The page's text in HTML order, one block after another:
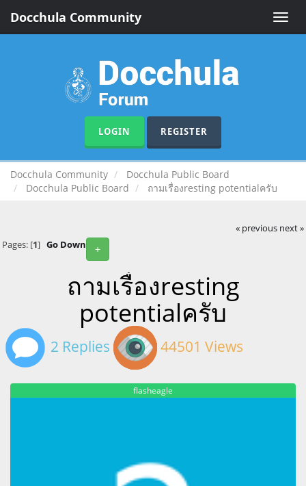
Toggle
Docchula Community
LOGIN REGISTER
Docchula Community
Docchula Public Board
Docchula Public Board
ถามเรื่องresting potentialครับ
« previous next »
+
Pages: [1] Go Down
ถามเรื่องresting
potentialครับ
2 Replies 44501 Views
flasheagle